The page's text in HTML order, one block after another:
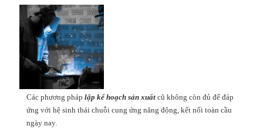
Các phương pháp lập kế hoạch sản xuất cũ không còn đủ để đáp
ứng với hệ sinh thái chuỗi cung ứng năng động, kết nối toàn cầu
ngày nay.